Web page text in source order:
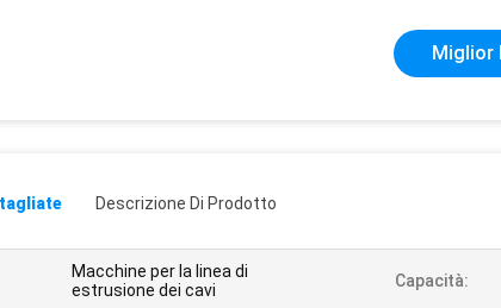
Miglior
Descrizione Di Prodotto
Macchine per la linea di
estrusione dei cavi
Capacità: